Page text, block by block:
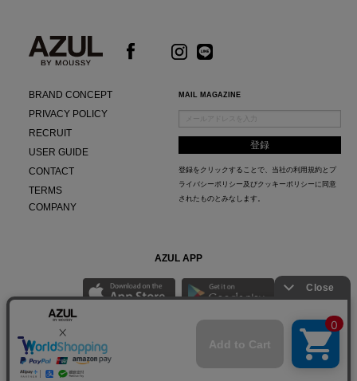
BRAND CONCEPT
PRIVACY POLICY
RECRUIT
USER GUIDE
CONTACT
TERMS
COMPANY
MAIL MAGAZINE
登録をクリックすることで、当社の利用規約と プ
ライバシーポリシー及びクッキーポリシー に同意
されたものとみなします。
AZUL APP
最新ニュースやスタイリング紹介までAZUL BY MOUSSYのお得な情報がいち早くチェック